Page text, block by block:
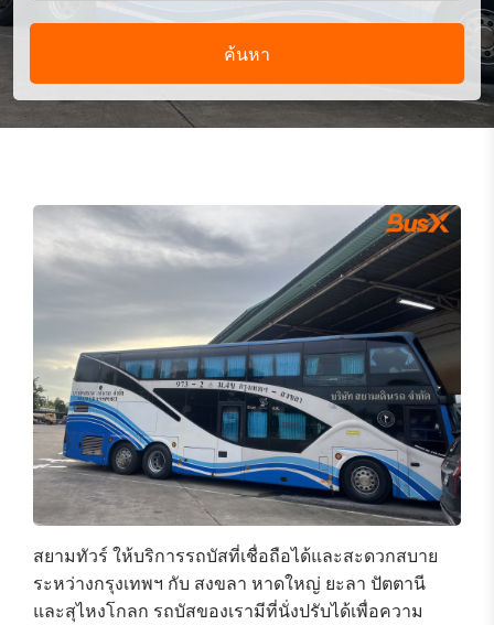
ค้นหา
สยามทัวร์ ให้บริการรถบัสที่เชื่อถือได้และสะดวกสบาย
ระหว่างกรุงเทพฯ กับ สงขลา หาดใหญ่ ยะลา ปัตตานี
และสุไหงโกลก รถบัสของเรามีที่นั่งปรับได้เพื่อความ